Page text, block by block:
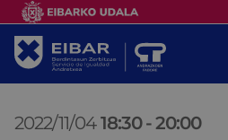
2022/11/04 18:30 -20:00